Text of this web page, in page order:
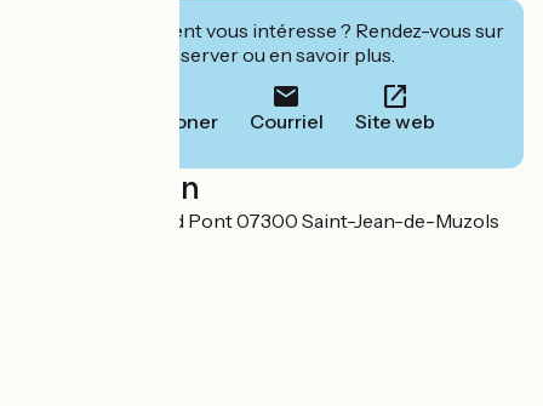
Cet établissement vous intéresse ? Rendez-vous sur
leur site pour réserver ou en savoir plus.
Téléphoner Courriel Site web
Localisation
111 Route du Grand Pont 07300 Saint-Jean-de-Muzols